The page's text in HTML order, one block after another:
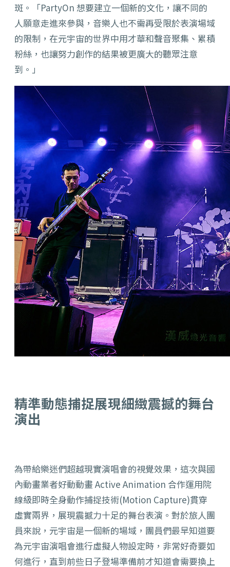
斑。「PartyOn 想要建立一個新的文化，讓不同的
人願意走進來參與，音樂人也不需再受限於表演場域
的限制，在元宇宙的世界中用才華和聲音聚集、累積
粉絲，也讓努力創作的結果被更廣大的聽眾注意
到。」
精準動態捕捉展現細緻震撼的舞台
演出
為帶給樂迷們超越現實演唱會的視覺效果，這次與國
內動畫業者好動動畫 Active Animation 合作運用院
線級即時全身動作捕捉技術(Motion Capture)貫穿
虛實兩界，展現震撼力十足的舞台表演。 對於旅人團
員來說，元宇宙是一個新的場域，團員們最早知道要
為元宇宙演唱會進行虛擬人物設定時，非常好奇要如
何進行，直到前些日子登場準備前才知道會需要換上